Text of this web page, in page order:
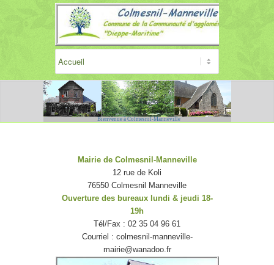
Bienvenue à Colmesnil-Manneville
Mairie de Colmesnil-Manneville
12 rue de Koli
76550 Colmesnil Manneville
Ouverture des bureauxlundi & jeudi 18-
19h
Tél/Fax : 02 35 04 96 61
Courriel : colmesnil-manneville-
mairie@wanadoo.fr